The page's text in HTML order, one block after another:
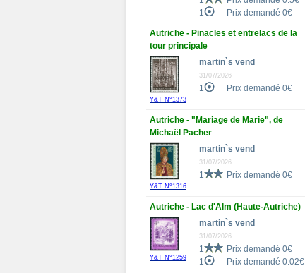
1
Prix demandé 0€
Autriche - Pinacles et entrelacs de la
tour principale
Y&T N°1373
martin`s vend
31/07/2026
1 Prix demandé 0€
Autriche - "Mariage de Marie", de
Michaël Pacher
Y&T N°1316
martin`s vend
31/07/2026
1 Prix demandé 0€
Autriche - Lac d'Alm (Haute-Autriche)
Y&T N°1259
martin`s vend
31/07/2026
1
Prix demandé 0€
1
Prix demandé 0.02€